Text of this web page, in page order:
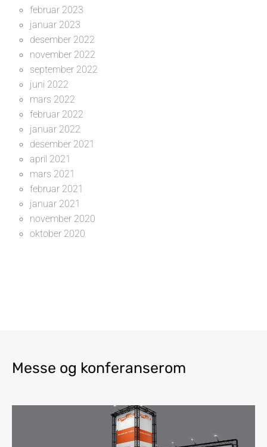
februar 2023
januar 2023
desember 2022
november 2022
september 2022
juni 2022
mars 2022
februar 2022
januar 2022
desember 2021
april 2021
mars 2021
februar 2021
januar 2021
november 2020
oktober 2020
Messe og konferanserom